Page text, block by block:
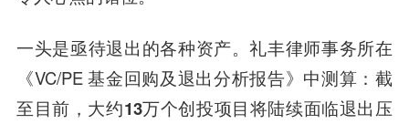
一头是亟待退出的各种资产。礼丰律师事务所在
《VC/PE 基金回购及退出分析报告》中测算：截
至目前， 大约13万个创投项目将陆续面临退出压